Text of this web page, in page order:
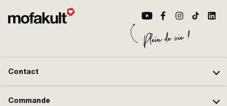
Contact
Commande